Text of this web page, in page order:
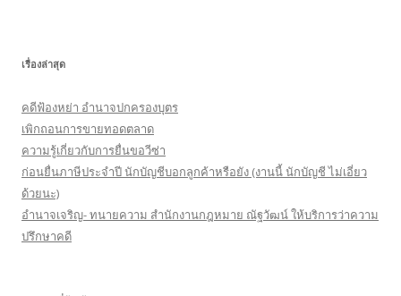
รั
:
เรื่องล่าสุด
คดีฟ้องหย่า อำนาจปกครองบุตร
เพิกถอนการขายทอดตลาด
ความรู้เกี่ยวกับการยื่นขอวีซ่า
ก่อนยื่นภาษีประจำปี นักบัญชีบอกลูกค้าหรือยัง (งานนี้ นักบัญชี ไม่เอี่ยว
ด้วยนะ)
อำนาจเจริญ- ทนายความ สำนักงานกฎหมาย ณัฐวัฒน์ ให้บริการว่าความ
ปรึกษาคดี